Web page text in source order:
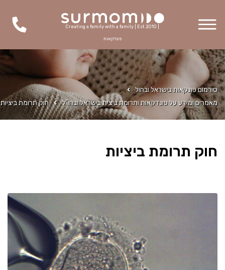
Creating a family with a family | Est 2010 |
פונדקאות
סורמום פונקאות בישראל ובחול
מאמרים ומידע על פונדקאות ותרומת ביצית בישראל ובחו"ל
חוק תרומת ביציות
חוק תרומת ביציות